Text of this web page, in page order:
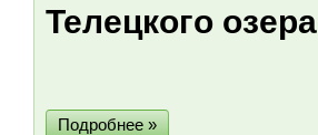
Телецкого озера
Подробнее »